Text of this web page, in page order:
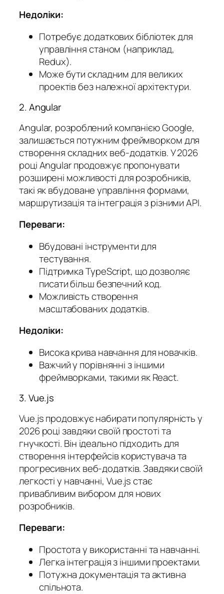
Недоліки:
Потребує додаткових бібліотек для
управління станом (наприклад,
Redux).
Може бути складним для великих
проектів без належної архітектури.
2. Angular
Angular, розроблений компанією Google,
залишається потужним фреймворком для
створення складних веб-додатків. У 2026
році Angular продовжує пропонувати
розширені можливості для розробників,
такі як вбудоване управління формами,
маршрутизація та інтеграція з різними API.
Переваги:
Вбудовані інструменти для
тестування.
Підтримка TypeScript, що дозволяє
писати більш безпечний код.
Можливість створення
масштабованих додатків.
Недоліки:
Висока крива навчання для новачків.
Важчий у порівнянні з іншими
фреймворками, такими як React.
3. Vue.js
Vue.js продовжує набирати популярність у
2026 році завдяки своїй простоті та
гнучкості. Він ідеально підходить для
створення інтерфейсів користувача та
прогресивних веб-додатків. Завдяки своїй
легкості у навчанні, Vue.js стає
привабливим вибором для нових
розробників.
Переваги:
Простота у використанні та навчанні.
Легка інтеграція з іншими проектами.
Потужна документація та активна
спільнота.